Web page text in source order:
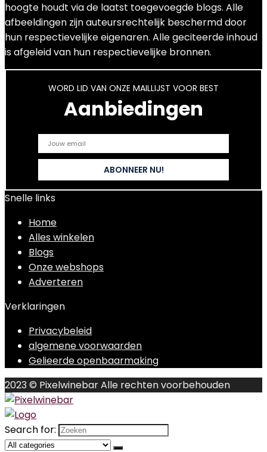
hoogte houdt via de laatst toegevoegde blogs. Alle
afbeeldingen zijn auteursrechtelijk beschermd door
hun respectievelijke eigenaren. Alle geciteerde inhoud
is afgeleid van hun respectievelijke bronnen.
WORD LID VAN ONZE MAILLIJST VOOR BEST
Aanbiedingen
Snelle links
Home
Alles winkelen
Blogs
Onze webshops
Adverteren
Verklaringen
Privacybeleid
algemene voorwaarden
Gelieerde openbaarmaking
2023 © Pixelwinebar Alle rechten voorbehouden
Search for: